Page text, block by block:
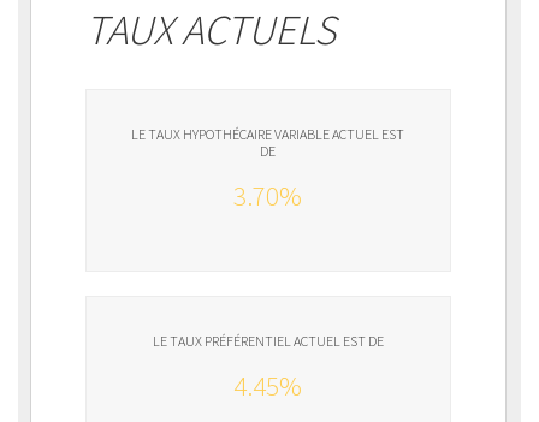
TAUX ACTUELS
LE TAUX HYPOTHÉCAIRE VARIABLE ACTUEL EST
DE
3.70%
LE TAUX PRÉFÉRENTIEL ACTUEL EST DE
4.45%